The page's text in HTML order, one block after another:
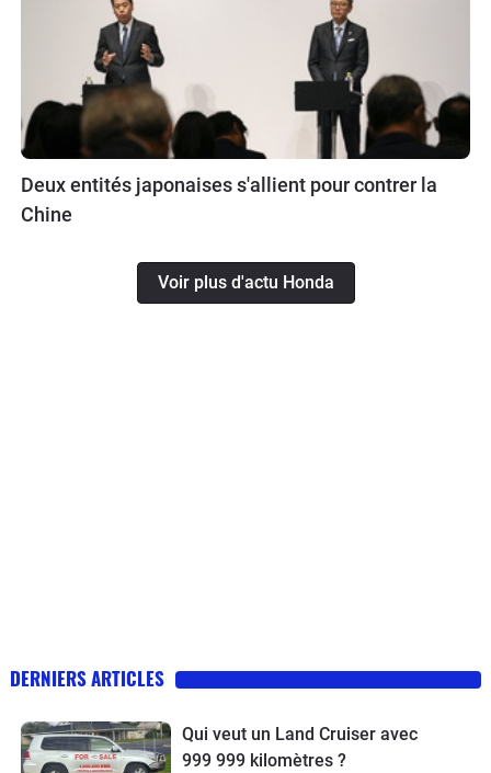
Deux entités japonaises s'allient pour contrer la
Chine
Voir plus d'actu Honda
DERNIERS ARTICLES
Qui veut un Land Cruiser avec
999 999 kilomètres ?